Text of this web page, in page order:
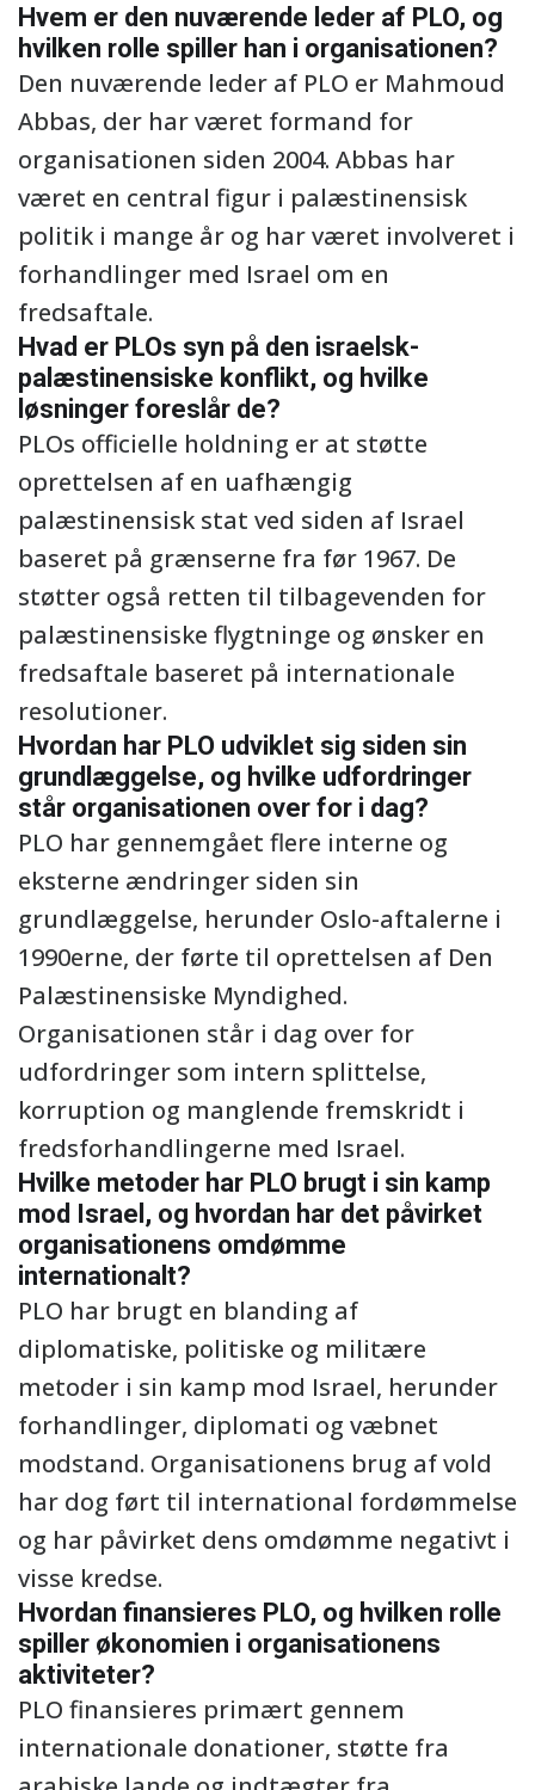
Hvem er den nuværende leder af PLO, og
hvilken rolle spiller han i organisationen?
Den nuværende leder af PLO er Mahmoud
Abbas, der har været formand for
organisationen siden 2004. Abbas har
været en central figur i palæstinensisk
politik i mange år og har været involveret i
forhandlinger med Israel om en
fredsaftale.
Hvad er PLOs syn på den israelsk-
palæstinensiske konflikt, og hvilke
løsninger foreslår de?
PLOs officielle holdning er at støtte
oprettelsen af en uafhængig
palæstinensisk stat ved siden af Israel
baseret på grænserne fra før 1967. De
støtter også retten til tilbagevenden for
palæstinensiske flygtninge og ønsker en
fredsaftale baseret på internationale
resolutioner.
Hvordan har PLO udviklet sig siden sin
grundlæggelse, og hvilke udfordringer
står organisationen over for i dag?
PLO har gennemgået flere interne og
eksterne ændringer siden sin
grundlæggelse, herunder Oslo-aftalerne i
1990erne, der førte til oprettelsen af Den
Palæstinensiske Myndighed.
Organisationen står i dag over for
udfordringer som intern splittelse,
korruption og manglende fremskridt i
fredsforhandlingerne med Israel.
Hvilke metoder har PLO brugt i sin kamp
mod Israel, og hvordan har det påvirket
organisationens omdømme
internationalt?
PLO har brugt en blanding af
diplomatiske, politiske og militære
metoder i sin kamp mod Israel, herunder
forhandlinger, diplomati og væbnet
modstand. Organisationens brug af vold
har dog ført til international fordømmelse
og har påvirket dens omdømme negativt i
visse kredse.
Hvordan finansieres PLO, og hvilken rolle
spiller økonomien i organisationens
aktiviteter?
PLO finansieres primært gennem
internationale donationer, støtte fra